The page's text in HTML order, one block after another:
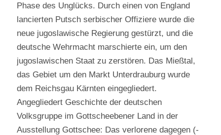
Phase des Unglücks. Durch einen von England
lancierten Putsch serbischer Offiziere wurde die
neue jugoslawische Regierung gestürzt, und die
deutsche Wehrmacht marschierte ein, um den
jugoslawischen Staat zu zerstören. Das Mießtal,
das Gebiet um den Markt Unterdrauburg wurde
dem Reichsgau Kärnten eingegliedert.
Angegliedert Geschichte der deutschen
Volksgruppe im Gottscheebener Land in der
Ausstellung Gottschee: Das verlorene dagegen (-